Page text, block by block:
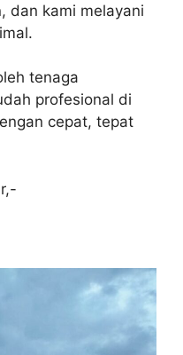
dan kami melayani
tenaga
profesional di
cepat, tepat